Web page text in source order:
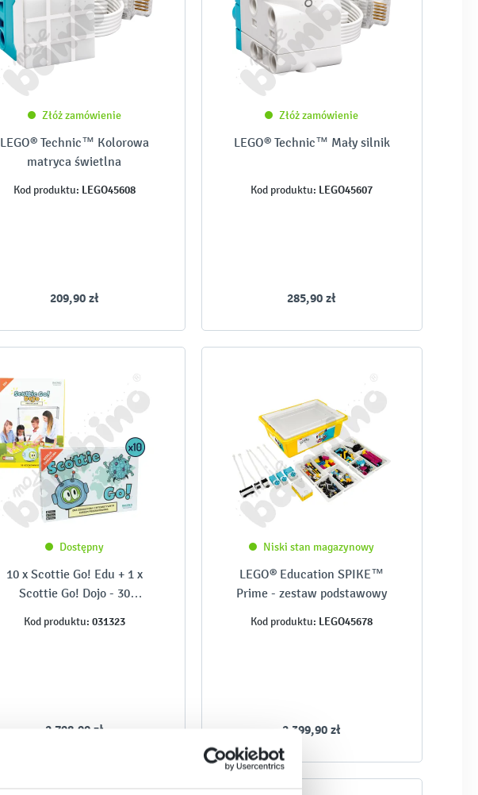
Złóż zamówienie
LEGO® Technic™ Kolorowa
matryca świetlna
Kod produktu: LEGO45608
209,90 zł
Złóż zamówienie
LEGO® Technic™ Mały silnik
Kod produktu: LEGO45607
285,90 zł
Dostępny
10 x Scottie Go! Edu + 1 x
Scottie Go! Dojo - 30
Kod produktu: 031323
2 798,90 zł
Niski stan magazynowy
LEGO® Education SPIKE™
Prime - zestaw podstawowy
Kod produktu: LEGO45678
2 399,90 zł